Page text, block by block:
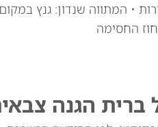
• המתווה שנדון: גנץ
החסימה
ברית הגנה